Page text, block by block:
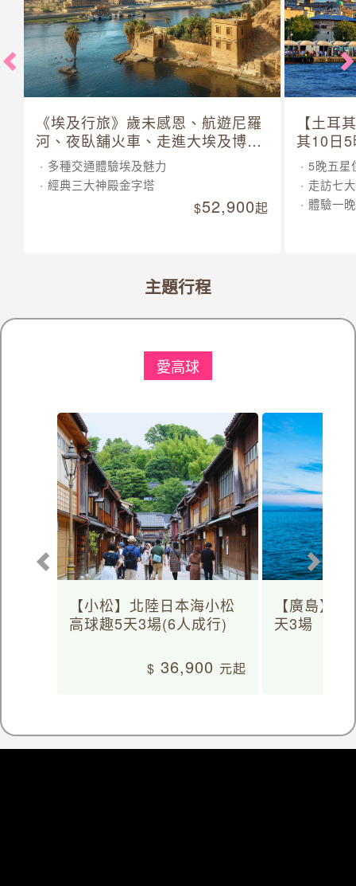
《埃及行旅》歲未感恩、航遊尼羅
河、夜臥舖火車、走進大埃及博物
館 10 日
多種交通體驗埃及魅力
經典三大神殿金字塔
52,900起
【土耳
其10日
5晚五星
走訪七
體驗一
愛高球
主題行程
【小松】北陸日本海小松
高球趣5天3場(6人成行)
36,900
【廣島】
天3場